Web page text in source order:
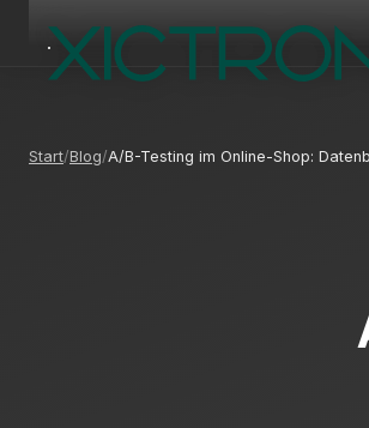
Start Blog A/B-Testing im Online-Shop: